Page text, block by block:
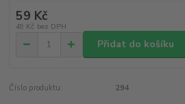
59 Kč
49 Kč bez DPH
Přidat do košíku
Číslo produktu: 294